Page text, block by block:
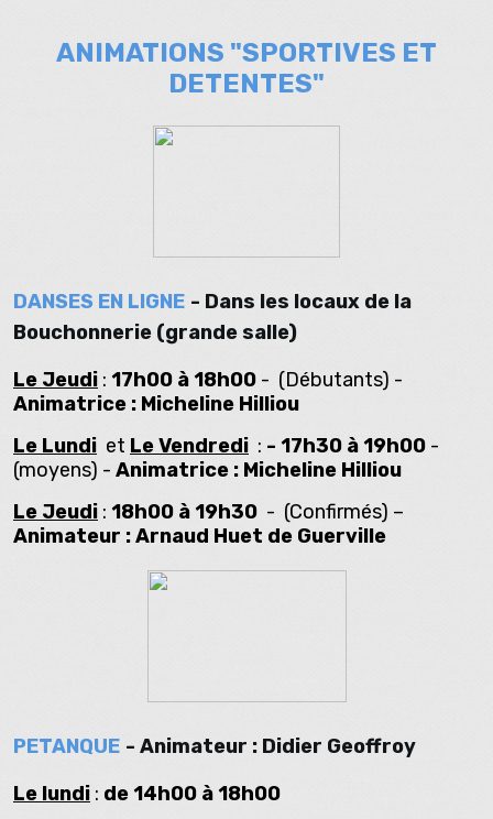
ANIMATIONS "SPORTIVES ET
DETENTES"
DANSES EN LIGNE - Dans les locaux de la
Bouchonnerie (grande salle)
Le Jeudi : 17h00 à 18h00 - (Débutants) -
Animatrice : Micheline Hilliou
Le Lundi et Le Vendredi : - 17h30 à 19h00 -
(moyens) - Animatrice : Micheline Hilliou
Le Jeudi : 18h00 à 19h30 - (Confirmés) –
Animateur : Arnaud Huet de Guerville
PETANQUE - Animateur : Didier Geoffroy
Le lundi : de 14h00 à 18h00